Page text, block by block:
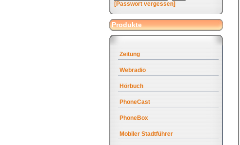
[Passwort vergessen]
Produkte
Zeitung
Webradio
Hörbuch
PhoneCast
PhoneBox
Mobiler Stadtführer